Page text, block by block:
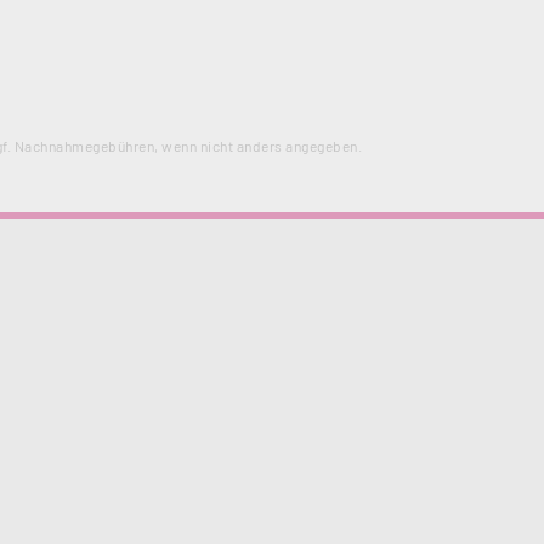
Nachnahmegebühren, wenn nicht anders angegeben.